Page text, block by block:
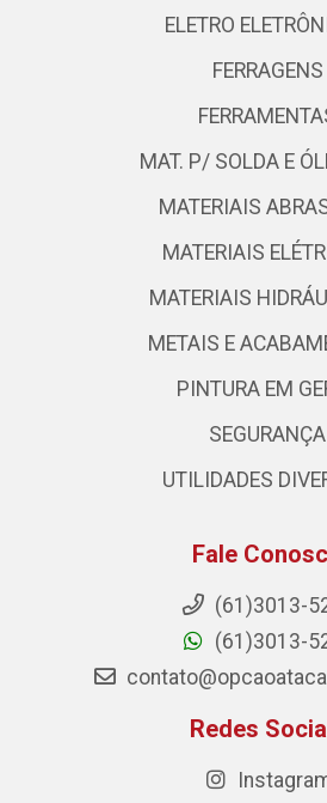
ELETRO
FERRAGENS
MAT. P/ SOLDA E
MATERIAIS
MATERIAIS
MATERIAIS
METAIS E
PINTURA EM
SEGURANÇA
UTILIDADES
Fale
(61)3013-
(61)3013-
Redes